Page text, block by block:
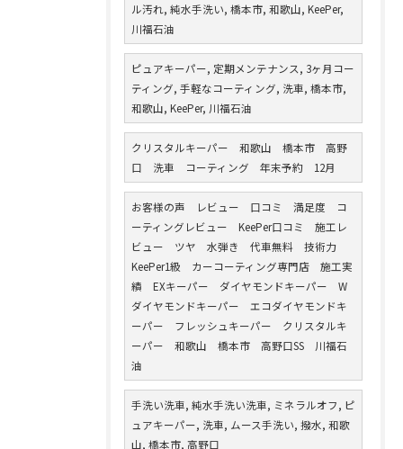
ル汚れ, 純水手洗い, 橋本市, 和歌山, KeePer,
川福石油
ピュアキーパー, 定期メンテナンス, 3ヶ月コー
ティング, 手軽なコーティング, 洗車, 橋本市,
和歌山, KeePer, 川福石油
クリスタルキーパー 和歌山 橋本市 高野
口 洗車 コーティング 年末予約 12月
お客様の声 レビュー 口コミ 満足度 コ
ーティングレビュー KeePer口コミ 施工レ
ビュー ツヤ 水弾き 代車無料 技術力
KeePer1級 カーコーティング専門店 施工実
績 EXキーパー ダイヤモンドキーパー W
ダイヤモンドキーパー エコダイヤモンドキ
ーパー フレッシュキーパー クリスタルキ
ーパー 和歌山 橋本市 高野口SS 川福石
油
手洗い洗車, 純水手洗い洗車, ミネラルオフ, ピ
ュアキーパー, 洗車, ムース手洗い, 撥水, 和歌
山, 橋本市, 高野口